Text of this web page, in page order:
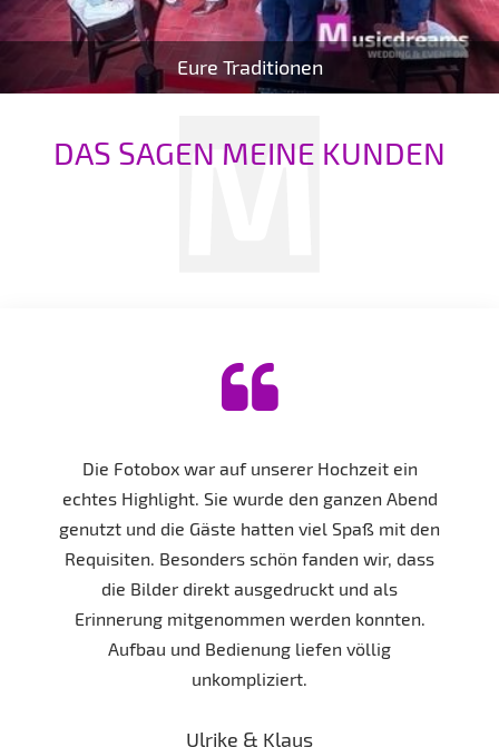
Eure Traditionen
DAS SAGEN MEINE KUNDEN
Die Fotobox war auf unserer Hochzeit ein
echtes Highlight. Sie wurde den ganzen Abend
genutzt und die Gäste hatten viel Spaß mit den
Requisiten. Besonders schön fanden wir, dass
die Bilder direkt ausgedruckt und als
Erinnerung mitgenommen werden konnten.
Aufbau und Bedienung liefen völlig
unkompliziert.
Ulrike & Klaus